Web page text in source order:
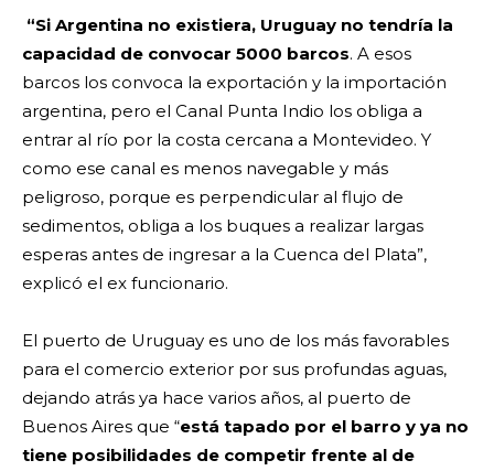
“Si Argentina no existiera, Uruguay no tendría la
capacidad de convocar 5000 barcos. A esos
barcos los convoca la exportación y la importación
argentina, pero el Canal Punta Indio los obliga a
entrar al río por la costa cercana a Montevideo. Y
como ese canal es menos navegable y más
peligroso, porque es perpendicular al flujo de
sedimentos, obliga a los buques a realizar largas
esperas antes de ingresar a la Cuenca del Plata”,
explicó el ex funcionario.
El puerto de Uruguay es uno de los más favorables
para el comercio exterior por sus profundas aguas,
dejando atrás ya hace varios años, al puerto de
Buenos Aires que “está tapado por el barro y ya no
tiene posibilidades de competir frente al de